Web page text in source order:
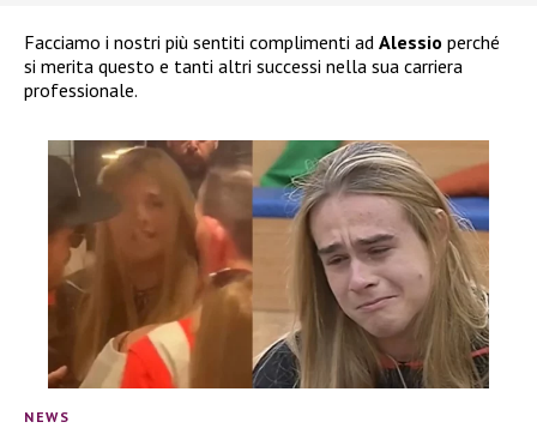
Facciamo i nostri più sentiti complimenti ad Alessio perché
si merita questo e tanti altri successi nella sua carriera
professionale.
NEWS